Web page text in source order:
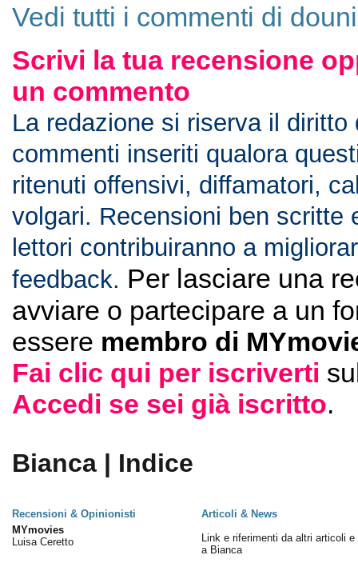
Vedi tutti i commenti di
Scrivi la tua recensione
un commento
La redazione si riserva il diritto
commenti inseriti qualora
ritenuti offensivi, diffamatori,
volgari. Recensioni ben scritte
lettori contribuiranno a
feedback. Per lasciare una
avviare o partecipare a un
essere membro di
Fai clic qui per iscriverti
Accedi se sei già iscritto.
Bianca | Indice
Recensioni & Opinionisti
Articoli & News
MYmovies
Luisa Ceretto
Link e riferimenti da altri articoli e
a Bianca